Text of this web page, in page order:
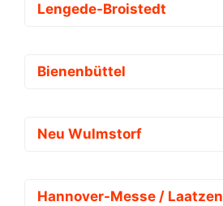
Lengede-Broistedt
Bienenbüttel
Neu Wulmstorf
Hannover-Messe / Laatzen